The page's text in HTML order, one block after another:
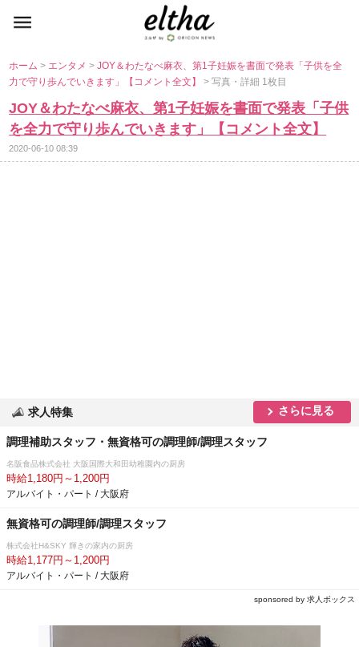
ホーム> エンタメ>JOY＆わたなべ麻衣、第1子妊娠を書面で発表「子供を全
力で守り歩んでいきます」【コメント全文】> 写真・詳細 1枚目
JOY＆わたなべ麻衣、第1子妊娠を書面で発表「子供
を全力で守り歩んでいきます」【コメント全文】
2020-06-10 08:39
求人特集 さらに見る
調理補助スタッフ・無資格可の調理師/調理スタッフ
名阪食品株式会社 大阪国際大和田幼稚園内の厨房
時給1,180円～1,200円
アルバイト・パート / 大阪府
無資格可の調理師/調理スタッフ
株式会社H&SKY 輝きの家内の厨房
時給1,177円～1,200円
アルバイト・パート / 大阪府
sponsored by 求人ボックス